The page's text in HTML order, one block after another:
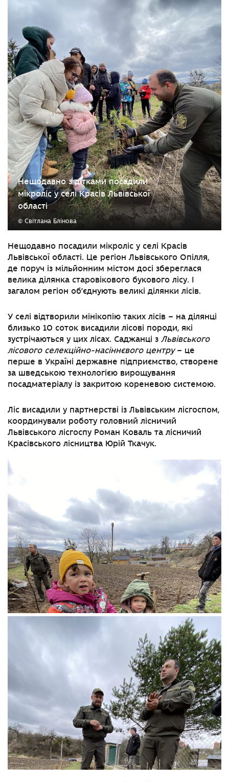
Нещодавно з дітками посадили
мікроліс у селі Красів Львівської
області
© Світлана Блінова
Нещодавно посадили мікроліс у селі Красів
Львівської області. Це регіон Львівського Опілля,
де поруч із мільйонним містом досі збереглася
велика ділянка старовікового букового лісу. І
загалом регіон об’єднують великі ділянки лісів.
У селі відтворили мінікопію таких лісів – на ділянці
близько 10 соток висадили лісові породи, які
зустрічаються у цих лісах. Саджанці з Львівського
лісового селекційно-насіннєвого центру – це
перше в Україні державне підприємство, створене
за шведською технологією вирощування
посадматеріалу із закритою кореневою системою.
Ліс висадили у партнерстві із Львівським лісгоспом,
координували роботу головний лісничий
Львівського лісгоспу Роман Коваль та лісничий
Красівського лісництва Юрій Ткачук.